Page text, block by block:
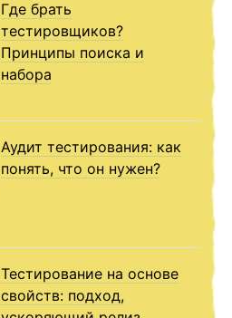
Где брать
тестировщиков?
Принципы поиска и
набора
Аудит тестирования: как
понять, что он нужен?
Тестирование на основе
свойств: подход,